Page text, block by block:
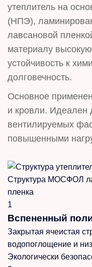
утеплитель на
(НПЭ),
лавсановой
материалу
устойчивость к
долговечность.
Основное
и кровли. Идеален
вентилируемых
повышенными
Структура МОСФОЛ
пленка
1
Вспененный
Закрытая ячеистая
водопоглощение и
Экологически